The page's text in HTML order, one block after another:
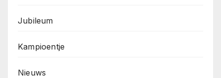
Jubileum
Kampioentje
Nieuws